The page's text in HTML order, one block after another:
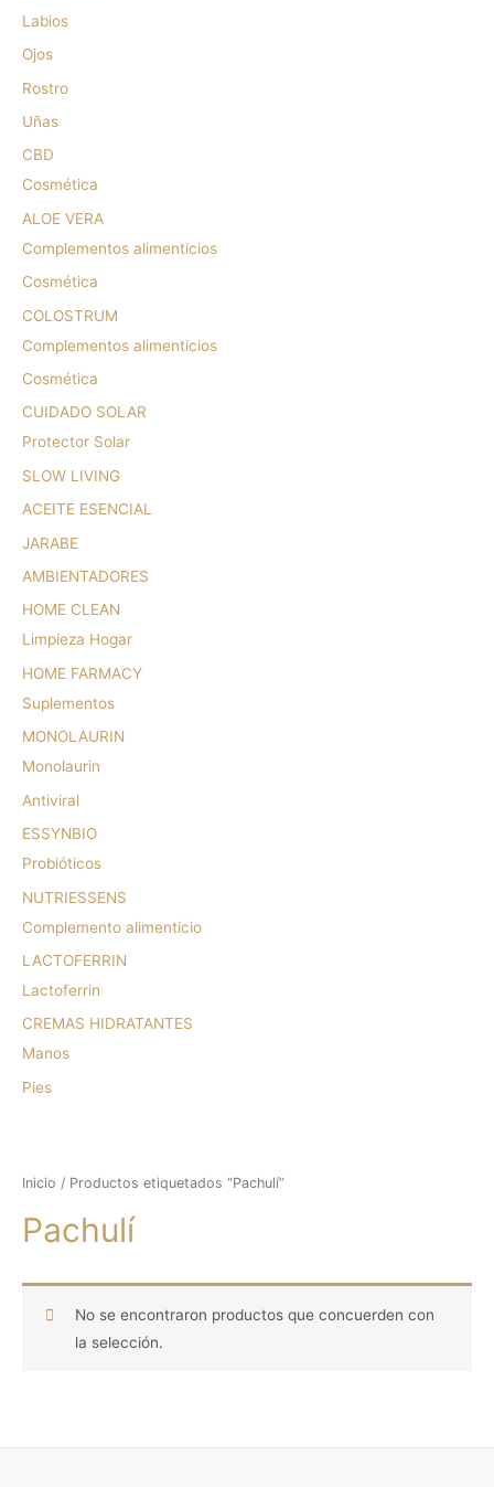
Labios
Ojos
Rostro
Uñas
CBD
Cosmética
ALOE VERA
Complementos alimenticios
Cosmética
COLOSTRUM
Complementos alimenticios
Cosmética
CUIDADO SOLAR
Protector Solar
SLOW LIVING
ACEITE ESENCIAL
JARABE
AMBIENTADORES
HOME CLEAN
Limpieza Hogar
HOME FARMACY
Suplementos
MONOLAURIN
Monolaurin
Antiviral
ESSYNBIO
Probióticos
NUTRIESSENS
Complemento alimenticio
LACTOFERRIN
Lactoferrin
CREMAS HIDRATANTES
Manos
Pies
Inicio / Productos etiquetados “Pachulí”
Pachulí
No se encontraron productos que concuerden con
la selección.